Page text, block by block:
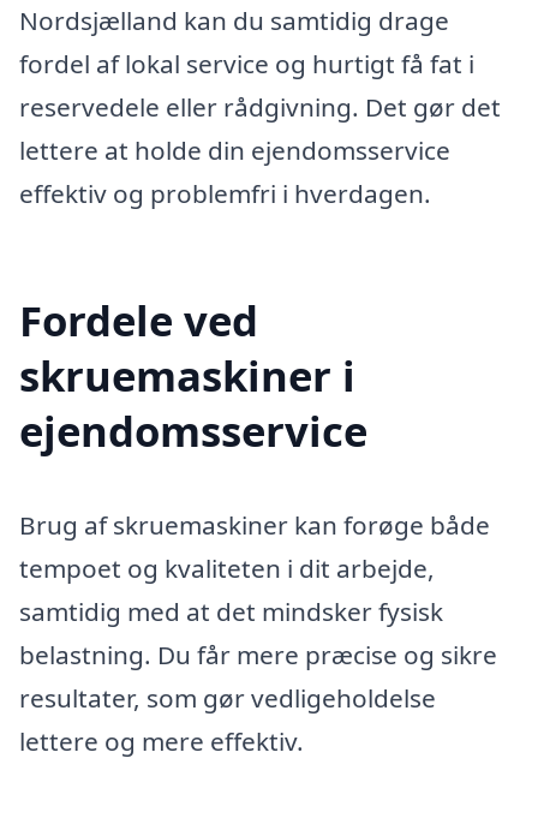
Nordsjælland kan du samtidig drage
fordel af lokal service og hurtigt få fat i
reservedele eller rådgivning. Det gør det
lettere at holde din ejendomsservice
effektiv og problemfri i hverdagen.
Fordele ved
skruemaskiner i
ejendomsservice
Brug af skruemaskiner kan forøge både
tempoet og kvaliteten i dit arbejde,
samtidig med at det mindsker fysisk
belastning. Du får mere præcise og sikre
resultater, som gør vedligeholdelse
lettere og mere effektiv.